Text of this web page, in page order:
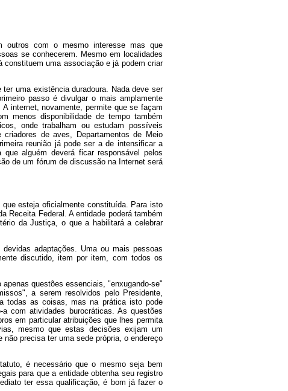
outros com o mesmo interesse mas que
se conhecerem. Mesmo em localidades
uma associação e já podem criar
uma existência duradoura. Nada deve ser
passo é divulgar o mais amplamente
internet, novamente, permite que se façam
menos disponibilidade de tempo também
onde trabalham ou estudam possíveis
de aves, Departamentos de Meio
reunião já pode ser a de intensificar a
alguém deverá ficar responsável pelos
de um fórum de discussão na Internet será
esteja oficialmente constituída. Para isto
Receita Federal. A entidade poderá também
da Justiça, o que a habilitará a celebrar
adaptações. Uma ou mais pessoas
discutido, item por item, com todos os
questões essenciais, "enxugando-se"
a serem resolvidos pelo Presidente,
todas as coisas, mas na prática isto pode
com atividades burocráticas. As questões
em particular atribuições que lhes permita
mesmo que estas decisões exijam um
precisa ter uma sede própria, o endereço
é necessário que o mesmo seja bem
para que a entidade obtenha seu registro
ter essa qualificação, é bom já fazer o